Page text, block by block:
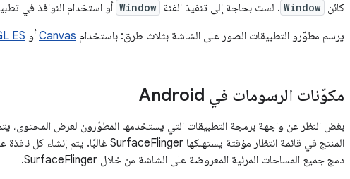
كائن Window . لست بحاجة إلى تنفيذ الفئة Window أو استخدام النوافذ في
يرسم مطوّرو التطبيقات الصور على الشاشة بثلاث طرق: باستخدام Canvas أو ES
مكوّنات الرسومات في Android
دمج جميع المساحات المرئية المعروضة على الشاشة من خلال SurfaceFlinger.